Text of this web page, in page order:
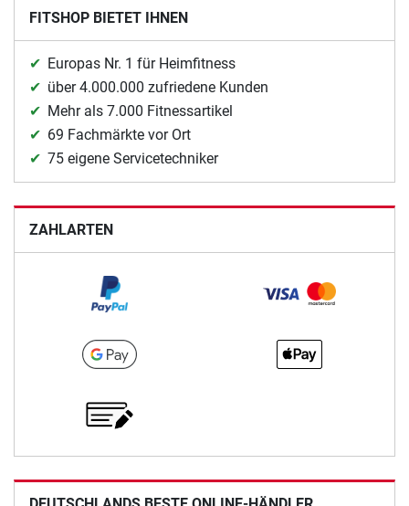
FITSHOP BIETET IHNEN
Europas Nr. 1 für Heimfitness
über 4.000.000 zufriedene Kunden
Mehr als 7.000 Fitnessartikel
69 Fachmärkte vor Ort
75 eigene Servicetechniker
ZAHLARTEN